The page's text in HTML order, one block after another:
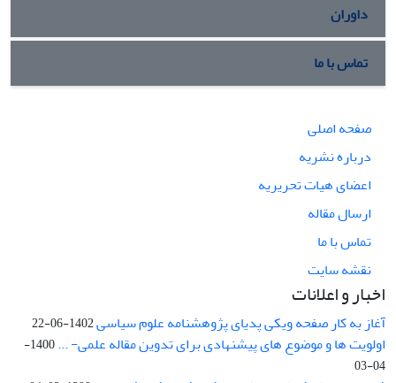
داوران
تماس با ما
صفحه اصلی
درباره نشریه
اعضای هیات تحریریه
ارسال مقاله
تماس با ما
نقشه سایت
اخبار و اعلانات
آغاز به کار صفحه ویکی پدیای پژوهشنامه علوم سیاسی1402-06-22
اولویت ها و موضوع های پیشنهادی برای تدوین مقاله علمی- ...
1400-
04-03